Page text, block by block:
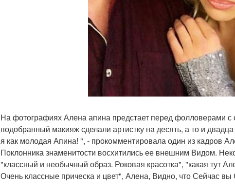
На фотографиях Алена апина предстает перед фолловерами
подобранный макияж сделали артистку на десять, а то и
я как молодая Апина! ", - прокомментировала один из кадров
Поклонника знаменитости восхитились ее внешним Видом.
"классный и необычный образ. Роковая красотка", "какая тут
Очень классные прическа и цвет", Алена, Видно, что Сейчас